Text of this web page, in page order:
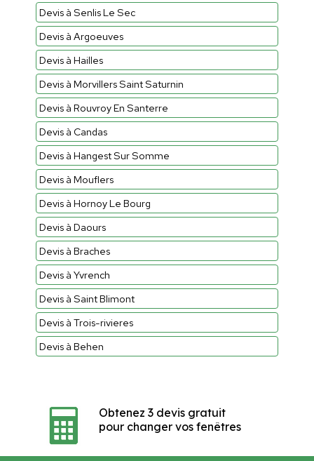
Devis à Senlis Le Sec
Devis à Argoeuves
Devis à Hailles
Devis à Morvillers Saint Saturnin
Devis à Rouvroy En Santerre
Devis à Candas
Devis à Hangest Sur Somme
Devis à Mouflers
Devis à Hornoy Le Bourg
Devis à Daours
Devis à Braches
Devis à Yvrench
Devis à Saint Blimont
Devis à Trois-rivieres
Devis à Behen
Obtenez 3 devis gratuit
pour changer vos fenêtres